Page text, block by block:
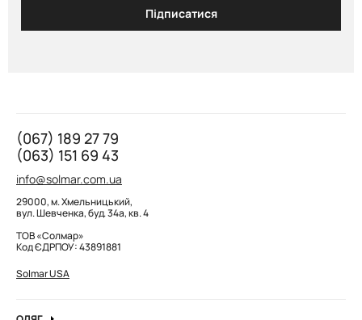
Підписатися
(067) 189 27 79
(063) 151 69 43
info@solmar.com.ua
29000, м. Хмельницький,
вул. Шевченка, буд. 34а, кв. 4
ТОВ «Солмар»
Код ЄДРПОУ: 43891881
Solmar USA